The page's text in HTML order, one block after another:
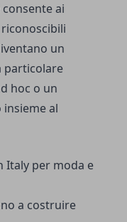
ai
un
particolare
hoc o un
al
Italy per moda e
a costruire